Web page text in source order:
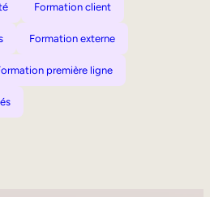
Formation client
Formation externe
première ligne